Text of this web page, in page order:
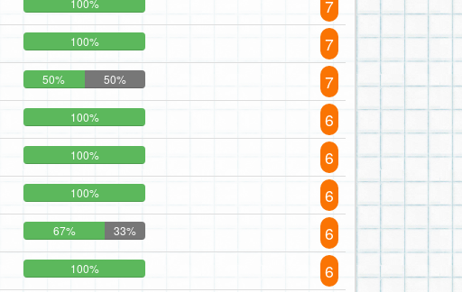
100% 7
100% 7
50% 50% 7
100% 6
100% 6
100% 6
67% 33% 6
100% 6